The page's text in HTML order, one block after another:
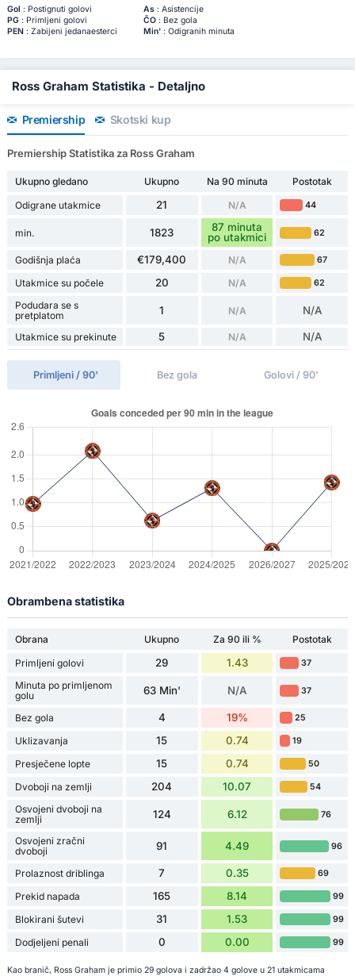
Gol : Postignuti golovi As: Asistencije
PG: Primljeni golovi ČO: Bez gola
PEN: Zabijeni jedanaesterci Min': Odigranih minuta
Ross Graham Statistika - Detaljno
Premiership Škotski kup
Premiership Statistika za Ross Graham
Ukupno gledano Ukupno Na 90 minuta
Postotak
Odigrane utakmice
21 N/A 44
min. 1823
87 minuta
po utakmici
62
Godišnja plaća €179,400 N/A 67
Utakmice su počele 20 N/A 62
Podudara se s
pretplatom
1 N/A N/A
Utakmice su prekinute 5 N/A N/A
Primljeni / 90' Bez gola Golovi / 90'
Obrambena statistika
Obrana Ukupno Za 90 ili %
Postotak
Primljeni golovi
29 1.43 37
Minuta po primljenom
golu
63 Min' N/A 37
Bez gola 4 19% 25
Uklizavanja 15 0.74 19
Presječene lopte 15 0.74 50
Dvoboji na zemlji 204 10.07 54
Osvojeni dvoboji na
zemlji
124 6.12 76
Osvojeni zračni
dvoboji
91 4.49 96
Prolaznost driblinga 7 0.35 69
Prekid napada 165 8.14 99
Blokirani šutevi 31 1.53 99
Dodjeljeni penali 0 0.00 99
Kao branič, Ross Graham je primio 29 golova i zadržao 4 golove u 21 utakmicama